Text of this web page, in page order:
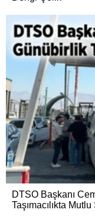
DTSO Başkanı
Taşımacılıkta